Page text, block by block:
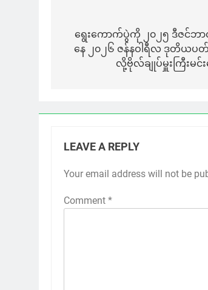
navigation
ရွေးကောက်ပွဲကို ၂၀၂၅ ဒီဇ
နေ ၂၀၂၆ ဇန်နဝါရီလ ဒုတိယ
လို့ဗိုလ်ချုပ်မှူးကြီးမင်
LEAVE A REPLY
Your email address will not be
Comment *